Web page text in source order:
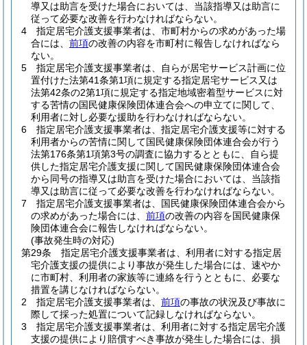
導又は助言を受けた場合においては、当該指導又は助言に
従って必要な改善を行わなければならない。
4
指定居宅介護支援事業者は、市町村からの求めがあった場
合には、 前項の改善の内容を市町村に報告しなければなら
ない。
5
指定居宅介護支援事業者は、自らが居宅サービス計画に位
置付けた法第41条第1項に規定する指定居宅サービス又は
法第42条の2第1項に規定する指定地域密着型サービスに対
する苦情の国民健康保険団体連合会への申立てに関して、
利用者に対し必要な援助を行わなければならない。
6
指定居宅介護支援事業者は、指定居宅介護支援等に対する
利用者からの苦情に関して国民健康保険団体連合会が行う
法第176条第1項第3号の調査に協力するとともに、自ら提
供した指定居宅介護支援に関して国民健康保険団体連合会
から同号の指導又は助言を受けた場合においては、当該指
導又は助言に従って必要な改善を行わなければならない。
7
指定居宅介護支援事業者は、国民健康保険団体連合会から
の求めがあった場合には、 前項の改善の内容を国民健康保
険団体連合会に報告しなければならない。
(事故発生時の対応)
第29条
指定居宅介護支援事業者は、利用者に対する指定居
宅介護支援の提供により事故が発生した場合には、速やか
に市町村、利用者の家族等に連絡を行うとともに、必要な
措置を講じなければならない。
2
指定居宅介護支援事業者は、 前項の事故の状況及び事故に
際して採った処置について記録しなければならない。
3
指定居宅介護支援事業者は、利用者に対する指定居宅介護
支援の提供により賠償すべき事故が発生した場合には、損